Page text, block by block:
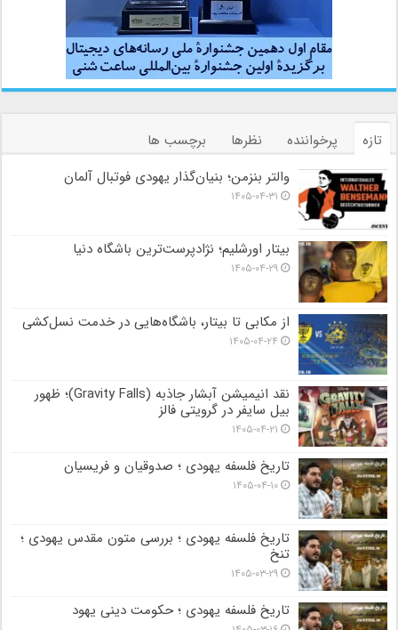
تازه پرخواننده نظرها
برچسب ها
والتر بنزمن؛ بنیان‌گذار یهودی فوتبال آلمان
۱۴۰۵-۰۴-۳۱
بیتار اورشلیم؛ نژادپرست‌ترین باشگاه دنیا
۱۴۰۵-۰۴-۲۹
از مکابی تا بیتار، باشگاه‌هایی در خدمت نسل‌کشی
۱۴۰۵-۰۴-۲۴
نقد انیمیشن آبشار جاذبه (Gravity Falls)؛ ظهور
بیل سایفر در گرویتی فالز
۱۴۰۵-۰۴-۲۱
تاریخ فلسفه یهودی ؛ صدوقیان و فریسیان
۱۴۰۵-۰۴-۱۰
تاریخ فلسفه یهودی ؛ بررسی متون مقدس یهودی ؛
تنخ
۱۴۰۵-۰۳-۲۹
تاریخ فلسفه یهودی ؛ حکومت دینی یهود